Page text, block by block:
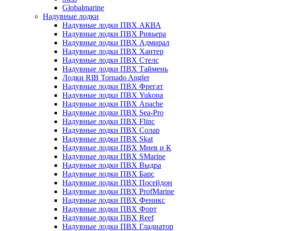
Globalmarine
Надувные лодки
Надувные лодки ПВХ АКВА
Надувные лодки ПВХ Ривьера
Надувные лодки ПВХ Адмирал
Надувные лодки ПВХ Хантер
Надувные лодки ПВХ Стелс
Надувные лодки ПВХ Таймень
Лодки RIB Tornado Angler
Надувные лодки ПВХ Фрегат
Надувные лодки ПВХ Yukona
Надувные лодки ПВХ Apache
Надувные лодки ПВХ Sea-Pro
Надувные лодки ПВХ Flinc
Надувные лодки ПВХ Солар
Надувные лодки ПВХ Skat
Надувные лодки ПВХ Мнев и К
Надувные лодки ПВХ SMarine
Надувные лодки ПВХ Выдра
Надувные лодки ПВХ Барс
Надувные лодки ПВХ Посейдон
Надувные лодки ПВХ ProfMarine
Надувные лодки ПВХ Феникс
Надувные лодки ПВХ Форт
Надувные лодки ПВХ Reef
Надувные лодки ПВХ Гладиатор